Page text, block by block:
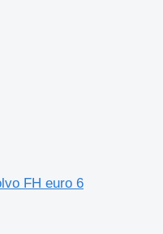
FH euro 6